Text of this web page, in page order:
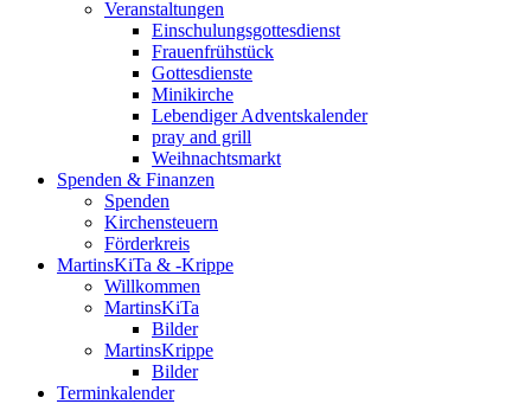
Veranstaltungen
Einschulungsgottesdienst
Frauenfrühstück
Gottesdienste
Minikirche
Lebendiger Adventskalender
pray and grill
Weihnachtsmarkt
Spenden & Finanzen
Spenden
Kirchensteuern
Förderkreis
MartinsKiTa & -Krippe
Willkommen
MartinsKiTa
Bilder
MartinsKrippe
Bilder
Terminkalender